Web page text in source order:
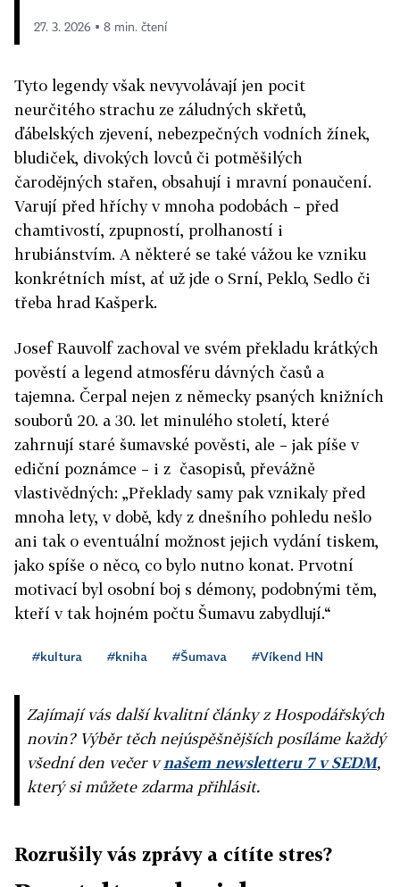
27. 3. 2026 ▪ 8 min. čtení
Tyto legendy však nevyvolávají jen pocit
neurčitého strachu ze záludných skřetů,
ďábelských zjevení, nebezpečných vodních žínek,
bludiček, divokých lovců či potměšilých
čarodějných stařen, obsahují i mravní ponaučení.
Varují před hříchy v mnoha podobách – před
chamtivostí, zpupností, prolhaností i
hrubiánstvím. A některé se také vážou ke vzniku
konkrétních míst, ať už jde o Srní, Peklo, Sedlo či
třeba hrad Kašperk.
Josef Rauvolf zachoval ve svém překladu krátkých
pověstí a legend atmosféru dávných časů a
tajemna. Čerpal nejen z německy psaných knižních
souborů 20. a 30. let minulého století, které
zahrnují staré šumavské pověsti, ale – jak píše v
ediční poznámce – i z časopisů, převážně
vlastivědných: „Překlady samy pak vznikaly před
mnoha lety, v době, kdy z dnešního pohledu nešlo
ani tak o eventuální možnost jejich vydání tiskem,
jako spíše o něco, co bylo nutno konat. Prvotní
motivací byl osobní boj s démony, podobnými těm,
kteří v tak hojném počtu Šumavu zabydlují.“
#kultura #kniha #Šumava #Víkend HN
Zajímají vás další kvalitní články z Hospodářských
novin? Výběr těch nejúspěšnějších posíláme každý
všední den večer vnašem newsletteru 7 v SEDM,
který si můžete zdarma přihlásit.
Rozrušily vás zprávy a cítíte stres?